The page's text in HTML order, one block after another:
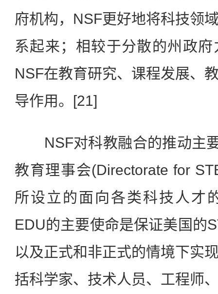
府机构，NSF更好地将科技领
系起来；相较于分散的州政
NSF在教育研究、课程发展、
导作用。[21]
NSF对科教融合的推动主
教育理事会(Directorate for
所设立的面向各类科技人才
EDU的主要使命是保证美国的
以及正式和非正式的情境下实
括科学家、技术人员、工程师